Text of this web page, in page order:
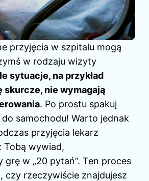
przyjęcia w szpitalu mogą
w rodzaju wizyty
sytuacje, na przykład
skurcze, nie wymagają
. Po prostu spakuj
samochodu! Warto jednak
przyjęcia lekarz
Tobą wywiad,
grę w „20 pytań”. Ten proces
czy rzeczywiście znajdujesz